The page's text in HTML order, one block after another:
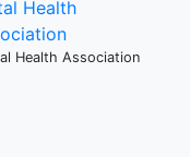
Health Association